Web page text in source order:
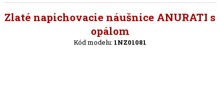
Zlaté napichovacie náušnice ANURATI s
opálom
Kód modelu: 1NZ01081